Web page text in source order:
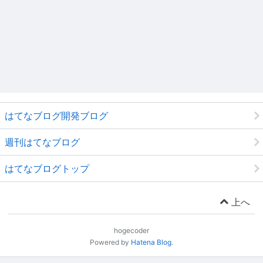
はてなブログ開発ブログ
週刊はてなブログ
はてなブログトップ
上へ
hogecoder
Powered by Hatena Blog.